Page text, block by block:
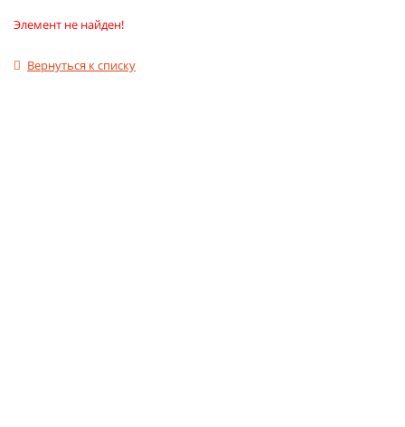
Элемент не найден!
Вернуться к списку